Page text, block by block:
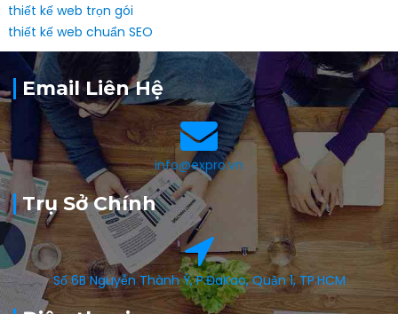
thiết kế web trọn gói
thiết kế web chuẩn SEO
Email Liên Hệ
info@expro.vn
Trụ Sở Chính
Số 6B Nguyễn Thành Ý, P.ĐaKao, Quận 1, TP.HCM